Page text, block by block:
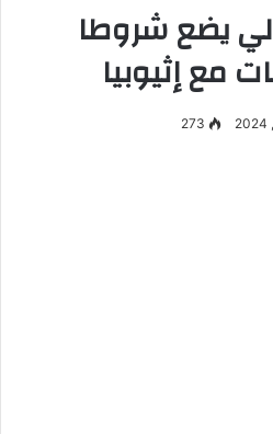
يضع شروطا
مع إثيوبيا
273